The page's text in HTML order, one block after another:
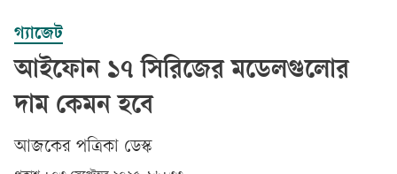
গ্যাজেট
আইফোন ১৭ সিরিজের মডেলগুলোর
দাম কেমন হবে
আজকের পত্রিকা ডেস্ক­